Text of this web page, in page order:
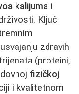
kalijuma i
Ključ
zdravih
(proteini,
fizičkoj
i kvalitetnom